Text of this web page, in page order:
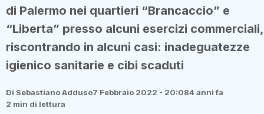
di Palermo nei quartieri “Brancaccio” e
“Liberta” presso alcuni esercizi commerciali,
riscontrando in alcuni casi: inadeguatezze
igienico sanitarie e cibi scaduti
Di Sebastiano Adduso7 Febbraio 2022 - 20:084 anni fa
2 min di lettura